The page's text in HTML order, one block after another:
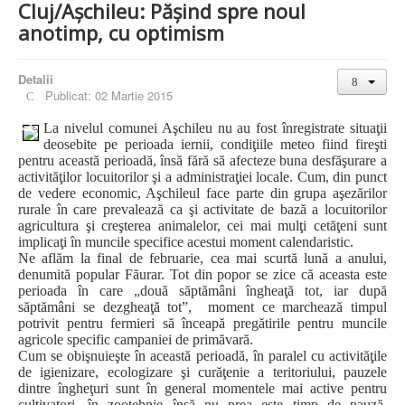
Cluj/Aşchileu: Păşind spre noul
anotimp, cu optimism
Detalii
Publicat: 02 Martie 2015
La nivelul comunei Aşchileu nu au fost înregistrate situaţii
deosebite pe perioada iernii, condiţiile meteo fiind fireşti
pentru această perioadă, însă fără să afecteze buna desfăşurare a
activităţilor locuitorilor şi a administraţiei locale. Cum, din punct
de vedere economic, Aşchileul face parte din grupa aşezărilor
rurale în care prevalează ca şi activitate de bază a locuitorilor
agricultura şi creşterea animalelor, cei mai mulţi cetăţeni sunt
implicaţi în muncile specifice acestui moment calendaristic.
Ne aflăm la final de februarie, cea mai scurtă lună a anului,
denumită popular Făurar. Tot din popor se zice că aceasta este
perioada în care „două săptămâni îngheaţă tot, iar după
săptămâni se dezgheaţă tot”, moment ce marchează timpul
potrivit pentru fermieri să înceapă pregătirile pentru muncile
agricole specific campaniei de primăvară.
Cum se obişnuieşte în această perioadă, în paralel cu activităţile
de igienizare, ecologizare şi curăţenie a teritoriului, pauzele
dintre îngheţuri sunt în general momentele mai active pentru